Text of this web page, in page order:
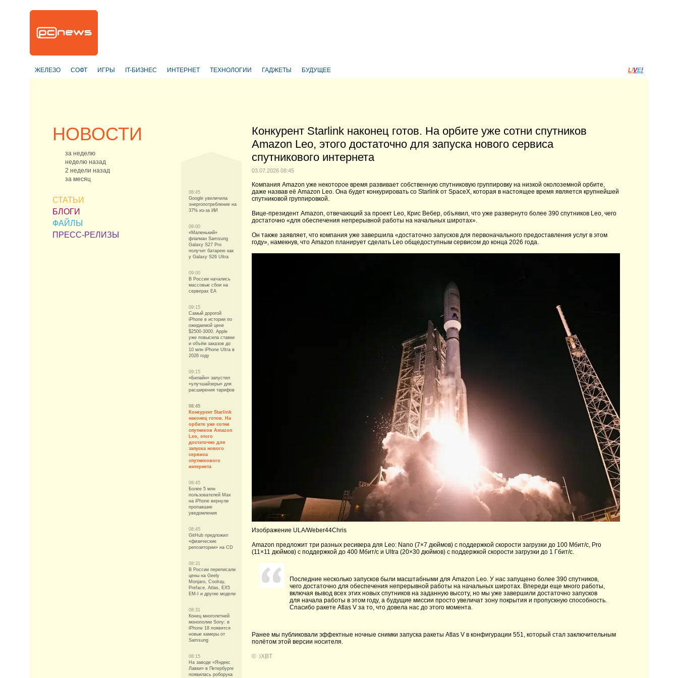
ЖЕЛЕЗО СОФТ ИГРЫ IT-БИЗНЕС ИНТЕРНЕТ ТЕХНОЛОГИИ ГАДЖЕТЫ БУДУЩЕЕ LIVE!
НОВОСТИ
за неделю
неделю назад
2 недели назад
за месяц
СТАТЬИ
БЛОГИ
ФАЙЛЫ
ПРЕСС-РЕЛИЗЫ
08:45
Google увеличила
энергопотребление на
37% из-за ИИ
09:00
«Маленький»
флагман Samsung
Galaxy S27 Pro
получит батарею как
у Galaxy S26 Ultra
09:00
В России начались
массовые сбои на
серверах EA
09:15
Самый дорогой
iPhone в истории по
ожидаемой цене
$2500-3000. Apple
уже повысила ставки
и объём заказов до
10 млн iPhone Ultra в
2026 году
09:15
«Билайн» запустил
«улучшайзеры» для
расширения тарифов
08:45
Конкурент Starlink
наконец готов. На
орбите уже сотни
спутников Amazon
Leo, этого
достаточно для
запуска нового
сервиса
спутникового
интернета
08:45
Более 5 млн
пользователей Max
на iPhone вернули
пропавшие
уведомления
08:45
GitHub предложил
«физические
репозитории» на CD
08:31
В России переписали
цены на Geely
Monjaro, Coolray,
Preface, Atlas, EX5
EM-I и другие модели
08:31
Конец многолетней
монополии Sony: в
iPhone 18 появятся
новые камеры от
Samsung
08:15
На заводе «Яндекс
Лавки» в Петербурге
появилась роборука
Конкурент Starlink наконец готов. На орбите уже сотни спутников
Amazon Leo, этого достаточно для запуска нового сервиса
спутникового интернета
03.07.2026 08:45
Компания Amazon уже некоторое время развивает собственную спутниковую группировку на низкой околоземной орбите,
даже назвав её Amazon Leo. Она будет конкурировать со Starlink от SpaceX, которая в настоящее время является крупнейшей
спутниковой группировкой.
Вице-президент Amazon, отвечающий за проект Leo, Крис Вебер, объявил, что уже развернуто более 390 спутников Leo, чего
достаточно «для обеспечения непрерывной работы на начальных широтах».
Он также заявляет, что компания уже завершила «достаточно запусков для первоначального предоставления услуг в этом
году», намекнув, что Amazon планирует сделать Leo общедоступным сервисом до конца 2026 года.
Изображение ULA/Weber44Chris
Amazon предложит три разных ресивера для Leo: Nano (7×7 дюймов) с поддержкой скорости загрузки до 100 Мбит/с, Pro
(11×11 дюймов) с поддержкой до 400 Мбит/с и Ultra (20×30 дюймов) с поддержкой скорости загрузки до 1 Гбит/с.
Последние несколько запусков были масштабными для Amazon Leo. У нас запущено более 390 спутников,
чего достаточно для обеспечения непрерывной работы на начальных широтах. Впереди еще много работы,
включая вывод всех этих новых спутников на заданную высоту, но мы уже завершили достаточно запусков
для начала работы в этом году, а будущие миссии просто увеличат зону покрытия и пропускную способность.
Спасибо ракете Atlas V за то, что довела нас до этого момента.
Ранее мы публиковали эффектные ночные снимки запуска ракеты Atlas V в конфигурации 551, который стал заключительным
полётом этой версии носителя.
© iXBT